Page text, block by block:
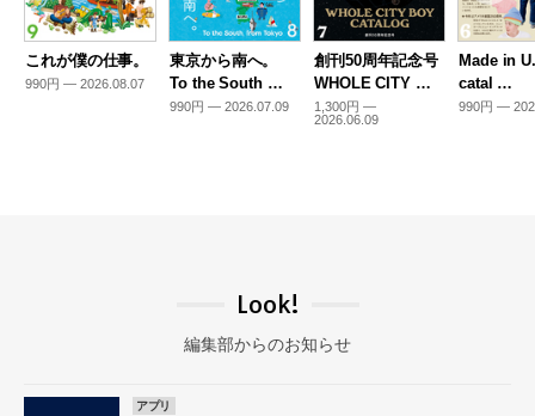
これが僕の仕事。
990円 — 2026.08.07
東京から南へ。
To the South …
990円 — 2026.07.09
創刊50周年記念号
WHOLE CITY …
1,300円 —
2026.06.09
Made in
catal …
990円 —
Look!
編集部からのお知らせ
アプリ